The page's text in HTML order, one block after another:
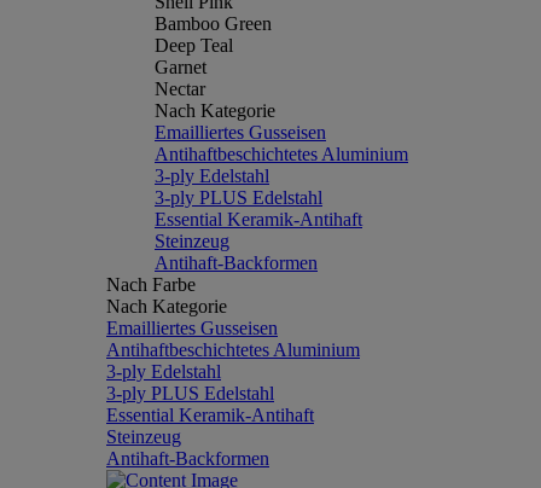
Bamboo Green
Deep Teal
Garnet
Nectar
Nach Kategorie
Emailliertes Gusseisen
Antihaftbeschichtetes Aluminium
3-ply Edelstahl
3-ply PLUS Edelstahl
Essential Keramik-Antihaft
Steinzeug
Antihaft-Backformen
Nach Farbe
Nach Kategorie
Emailliertes Gusseisen
Antihaftbeschichtetes Aluminium
3-ply Edelstahl
3-ply PLUS Edelstahl
Essential Keramik-Antihaft
Steinzeug
Antihaft-Backformen